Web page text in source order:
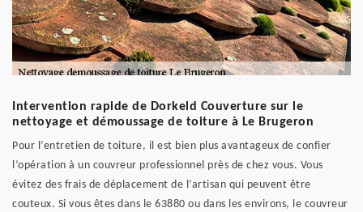
Intervention rapide de Dorkeld Couverture sur le
nettoyage et démoussage de toiture à Le Brugeron
Pour l’entretien de toiture, il est bien plus avantageux de confier
l’opération à un couvreur professionnel près de chez vous. Vous
évitez des frais de déplacement de l’artisan qui peuvent être
couteux. Si vous êtes dans le 63880 ou dans les environs, le couvreur